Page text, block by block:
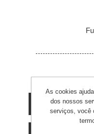
As cookies
dos nossos
serviços, você